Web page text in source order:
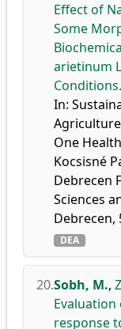
Effect of
Some
arietinum
Conditions.
In:
One
Kocsisné
Debrecen
Sciences
Debrecen,
DEA
20.Sobh, M.,
Evaluation
response